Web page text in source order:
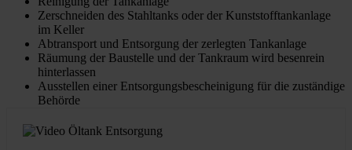
Zerschneiden des Stahltanks oder der Kunststofftankanlage
im Keller
Abtransport und Entsorgung der zerlegten Tankanlage
Räumung der Baustelle und der Tankraum wird besenrein
hinterlassen
Ausstellen einer Entsorgungsbescheinigung für die zuständige
Behörde